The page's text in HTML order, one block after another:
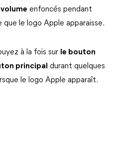
enfoncés pendant
que le logo Apple apparaisse.
à la fois sur le bouton
principal
durant quelques
le logo Apple apparaît.